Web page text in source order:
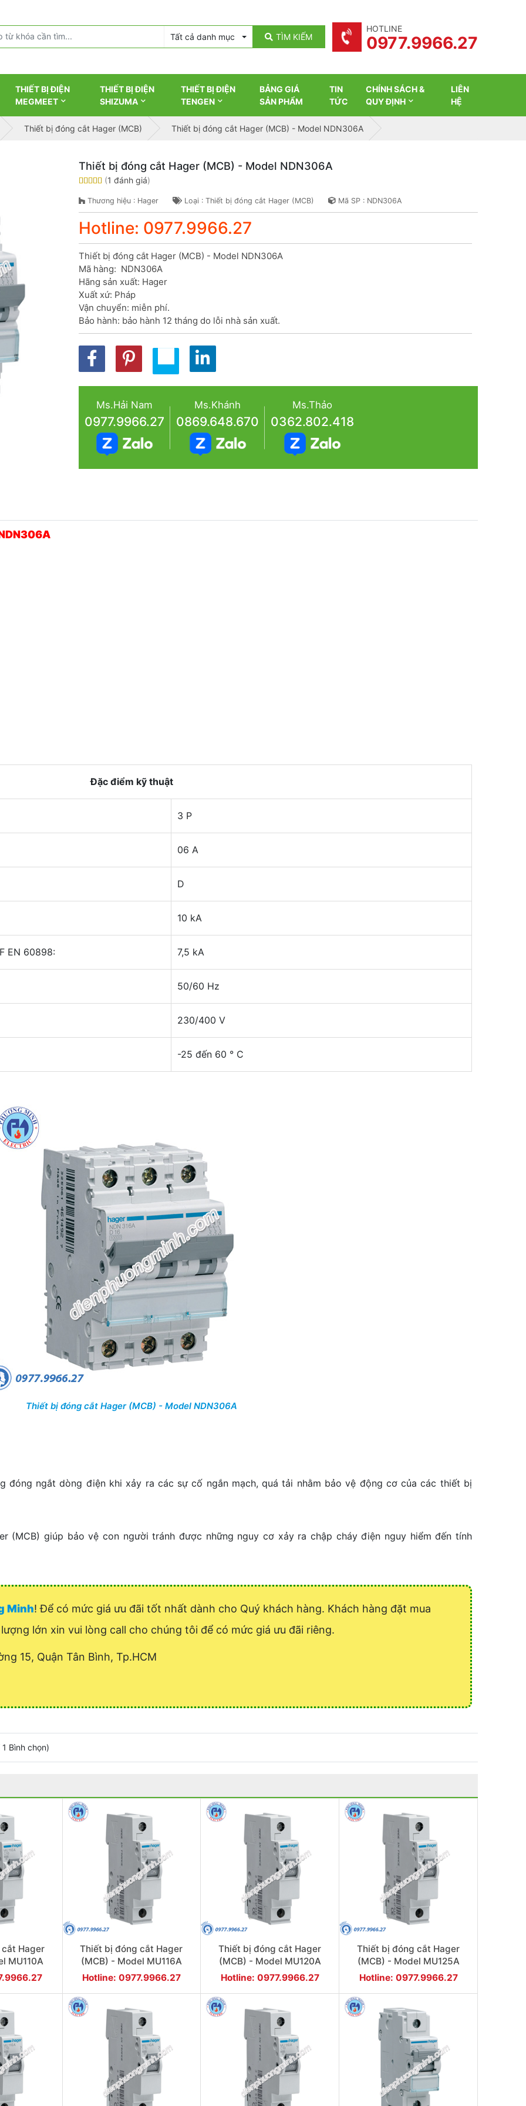
Tất cả danh mục TÌM KIẾM
HOTLINE
0977.9966.27
THIẾT BỊ ĐIỆN
MEGMEET
THIẾT BỊ ĐIỆN
SHIZUMA
THIẾT BỊ ĐIỆN
TENGEN
BẢNG GIÁ
SẢN PHẨM
TIN
TỨC
CHÍNH SÁCH &
QUY ĐỊNH
LIÊN
HỆ
Thiết bị đóng cắt Hager (MCB) Thiết bị đóng cắt Hager (MCB) - Model NDN306A
Thiết bị đóng cắt Hager (MCB) - Model NDN306A
(1 đánh giá)
Thương hiệu : Hager Loại : Thiết bị đóng cắt Hager (MCB) Mã SP : NDN306A
Hotline: 0977.9966.27
Thiết bị đóng cắt Hager (MCB) - Model NDN306A
Mã hàng:  NDN306A
Hãng sản xuất: Hager
Xuất xứ: Pháp
Vận chuyển: miễn phí.
Bảo hành: bảo hành 12 tháng do lỗi nhà sản xuất.
Ms.Hải Nam
0977.9966.27
Ms.Khánh
0869.648.670
Ms.Thảo
0362.802.418
Đặc điểm kỹ thuật
3 P
06 A
D
10 kA
EN 60898: 7,5 kA
50/60 Hz
230/400 V
-25 đến 60 ° C
Thiết bị đóng cắt Hager (MCB) - Model NDN306A
đóng ngắt dòng điện khi xảy ra các sự cố ngắn mạch, quá tải nhằm bảo vệ động cơ của các thiết bị
(MCB) giúp bảo vệ con người tránh được những nguy cơ xảy ra chập cháy điện nguy hiểm đến tính
Minh! Để có mức giá ưu đãi tốt nhất dành cho Quý khách hàng. Khách hàng đặt mua
lớn xin vui lòng call cho chúng tôi để có mức giá ưu đãi riêng.
15, Quận Tân Bình, Tp.HCM
1 Bình chọn)
Hager
MU110A
Thiết bị đóng cắt Hager
(MCB) - Model MU116A
Hotline: 0977.9966.27
Thiết bị đóng cắt Hager
(MCB) - Model MU120A
Hotline: 0977.9966.27
Thiết bị đóng cắt Hager
(MCB) - Model MU125A
Hotline: 0977.9966.27